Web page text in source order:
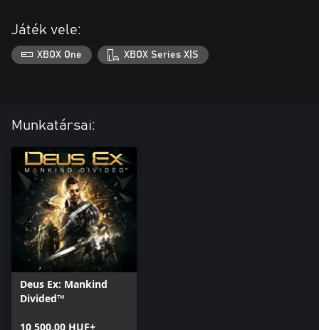
Játék vele:
XBOX One XBOX Series X|S
Munkatársai:
Deus Ex: Mankind
Divided™
10 500,00 HUF+